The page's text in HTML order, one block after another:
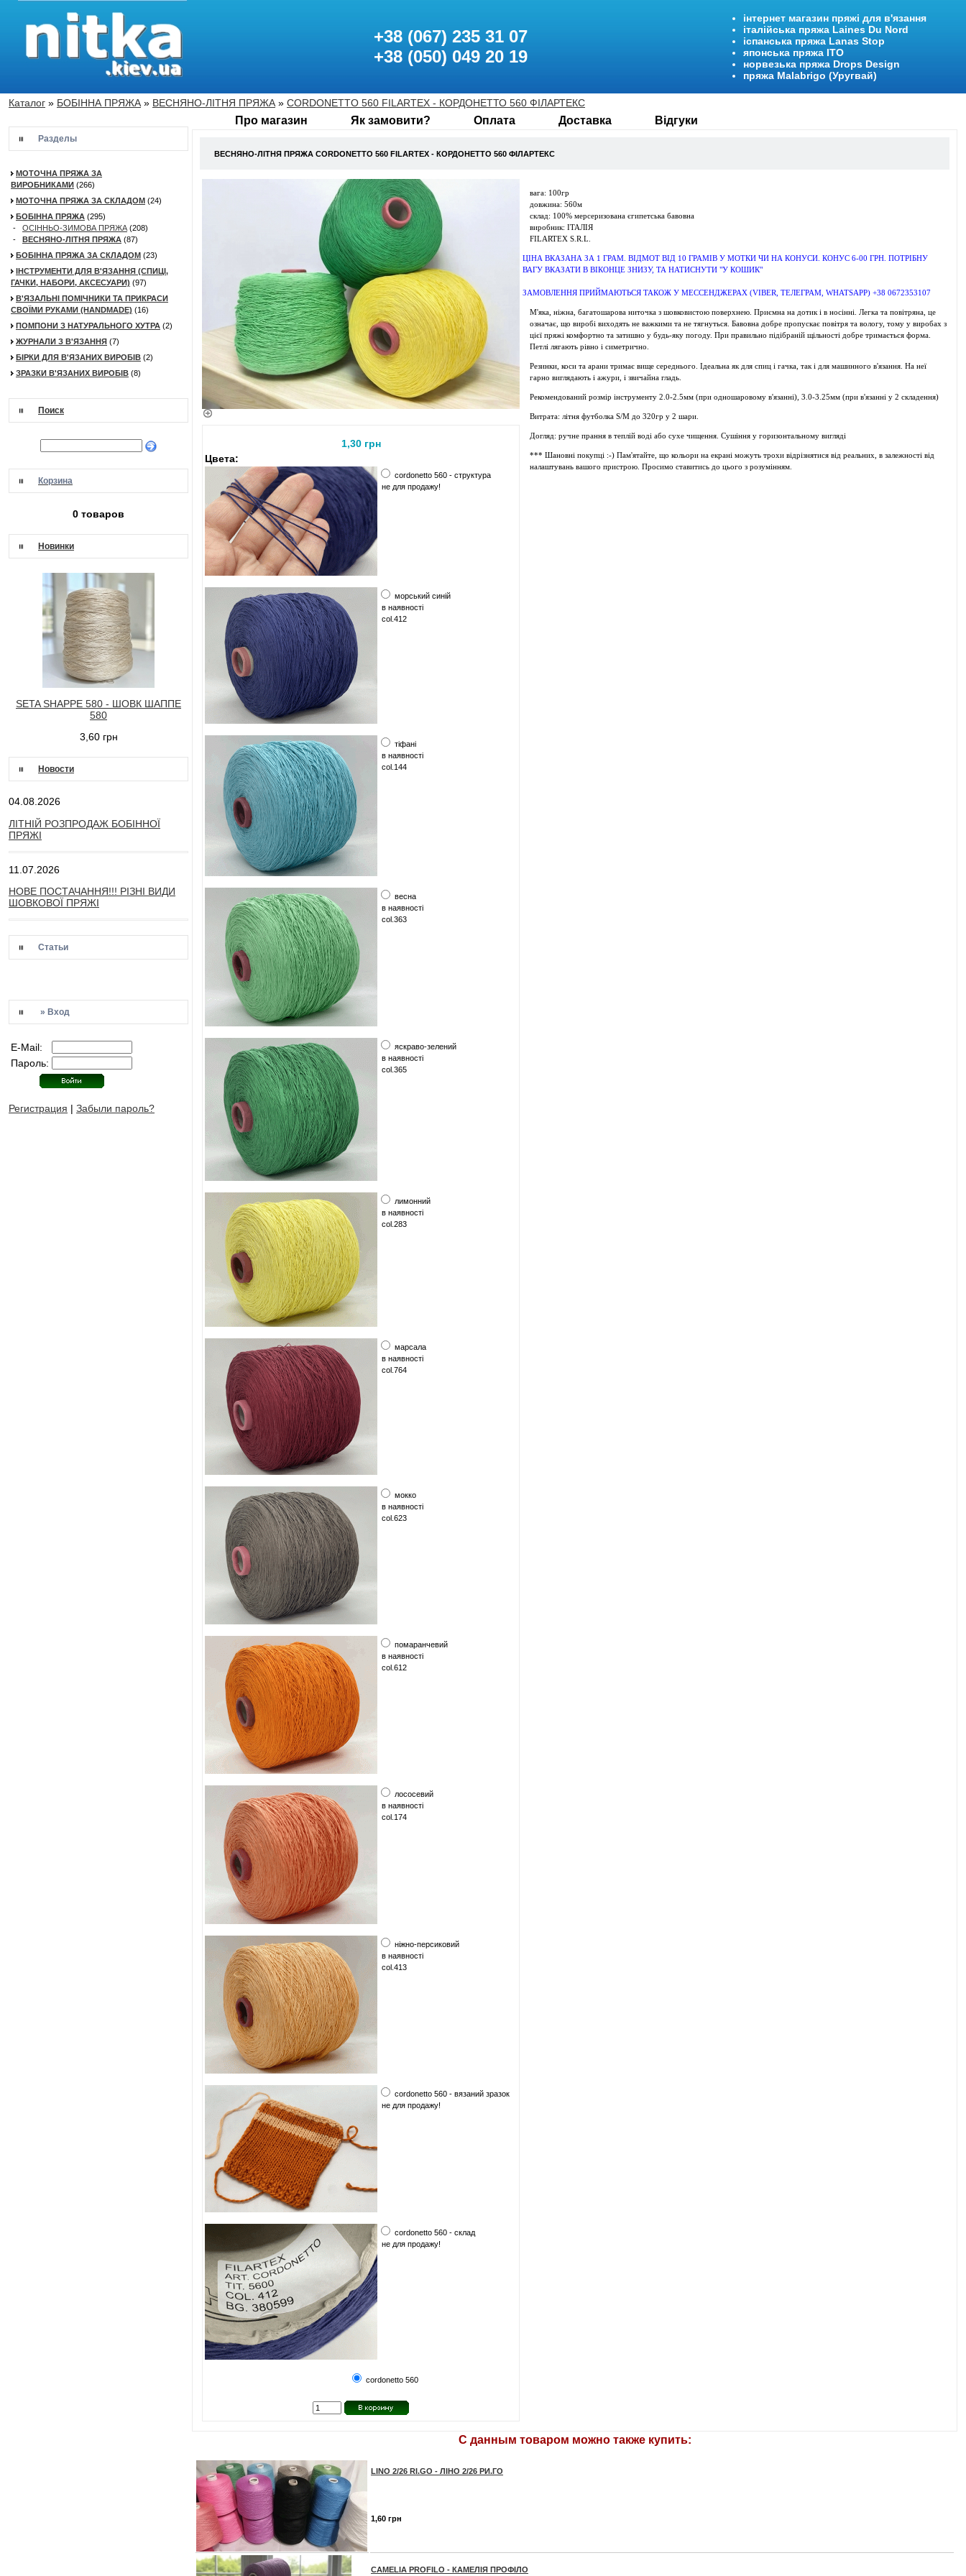
+38 (067) 235 31 07
+38 (050) 049 20 19
інтернет магазин пряжі для в'язання
італійська пряжа Laines Du Nord
іспанська пряжа Lanas Stop
японська пряжа ITO
норвезька пряжа Drops Design
пряжа Malabrigo (Уругвай)
Каталог » БОБІННА ПРЯЖА » ВЕСНЯНО-ЛІТНЯ ПРЯЖА » CORDONETTO 560 FILARTEX - КОРДОНЕТТО 560 ФІЛАРТЕКС
Разделы
МОТОЧНА ПРЯЖА ЗА
ВИРОБНИКАМИ (266)
МОТОЧНА ПРЯЖА ЗА СКЛАДОМ (24)
БОБІННА ПРЯЖА (295)
- ОСІННЬО-ЗИМОВА ПРЯЖА (208)
- ВЕСНЯНО-ЛІТНЯ ПРЯЖА (87)
БОБІННА ПРЯЖА ЗА СКЛАДОМ (23)
ІНСТРУМЕНТИ ДЛЯ В'ЯЗАННЯ (СПИЦІ,
ГАЧКИ, НАБОРИ, АКСЕСУАРИ) (97)
В'ЯЗАЛЬНІ ПОМІЧНИКИ ТА ПРИКРАСИ
СВОЇМИ РУКАМИ (HANDMADE) (16)
ПОМПОНИ З НАТУРАЛЬНОГО ХУТРА (2)
ЖУРНАЛИ З В'ЯЗАННЯ (7)
БІРКИ ДЛЯ В'ЯЗАНИХ ВИРОБІВ (2)
ЗРАЗКИ В'ЯЗАНИХ ВИРОБІВ (8)
Поиск
Корзина
0 товаров
Новинки
SETA SHAPPE 580 - ШОВК ШАППЕ
580
3,60 грн
Новости
04.08.2026
ЛІТНІЙ РОЗПРОДАЖ БОБІННОЇ
ПРЯЖІ
11.07.2026
НОВЕ ПОСТАЧАННЯ!!! РІЗНІ ВИДИ
ШОВКОВОЇ ПРЯЖІ
Статьи
» Вход
E-Mail:
Пароль:
Регистрация | Забыли пароль?
Про магазин Як замовити? Оплата Доставка Відгуки
ВЕСНЯНО-ЛІТНЯ ПРЯЖА CORDONETTO 560 FILARTEX - КОРДОНЕТТО 560 ФІЛАРТЕКС
1,30 грн
Цвета:
cordonetto 560 - структура
не для продажу!
морський синій
в наявності
col.412
тіфані
в наявності
col.144
весна
в наявності
col.363
яскраво-зелений
в наявності
col.365
лимонний
в наявності
col.283
марсала
в наявності
col.764
мокко
в наявності
col.623
помаранчевий
в наявності
col.612
лососевий
в наявності
col.174
ніжно-персиковий
в наявності
col.413
cordonetto 560 - вязаний зразок
не для продажу!
cordonetto 560 - склад
не для продажу!
cordonetto 560
вага: 100гр
довжина: 560м
склад: 100% мерсеризована єгипетська бавовна
виробник: ІТАЛІЯ
FILARTEX S.R.L.
ЦІНА ВКАЗАНА ЗА 1 ГРАМ. ВІДМОТ ВІД 10 ГРАМІВ У МОТКИ ЧИ НА КОНУСИ. КОНУС 6-00 ГРН. ПОТРІБНУ
ВАГУ ВКАЗАТИ В ВІКОНЦЕ ЗНИЗУ, ТА НАТИСНУТИ "У КОШИК"
ЗАМОВЛЕННЯ ПРИЙМАЮТЬСЯ ТАКОЖ У МЕССЕНДЖЕРАХ (VIBER, ТЕЛЕГРАМ, WHATSAPP) +38 0672353107
М'яка, ніжна, багатошарова ниточка з шовковистою поверхнею. Приємна на дотик і в носінні. Легка та повітряна, це
означає, що виробі виходять не важкими та не тягнуться. Бавовна добре пропускає повітря та вологу, тому у виробах з
цієї пряжі комфортно та затишно у будь-яку погоду. При правильно підібраній щільності добре тримається форма.
Петлі лягають рівно і симетрично.
Резинки, коси та арани тримає вище середнього . Ідеальна як для спиц і гачка, так і для машинного в'язання. На неї
гарно виглядають і ажури, і звичайна гладь.
Рекомендований розмір інструменту 2.0-2.5мм (при одношаровому в'язанні), 3.0-3.25мм (при в'язанні у 2 складення)
Витрата: літня футболка S/M до 320гр у 2 шари.
Догляд: ручне прання в теплій воді або сухе чищення. Сушіння у горизонтальному вигляді
*** Шановні покупці :-) Пам'ятайте, що кольори на екрані можуть трохи відрізнятися від реальних , в залежності від
налаштувань вашого пристрою. Просимо ставитись до цього з розумінням.
С данным товаром можно также купить:
LINO 2/26 RI.GO - ЛІНО 2/26 РИ.ГО
1,60 грн
CAMELIA PROFILO - КАМЕЛІЯ ПРОФІЛО